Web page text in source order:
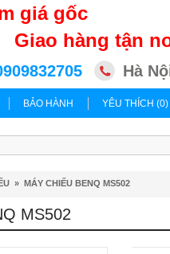
giá gốc
Giao hàng tận
Hà
BẢO HÀNH YÊU THÍCH (0)
» MÁY CHIẾU BENQ MS502
MS502